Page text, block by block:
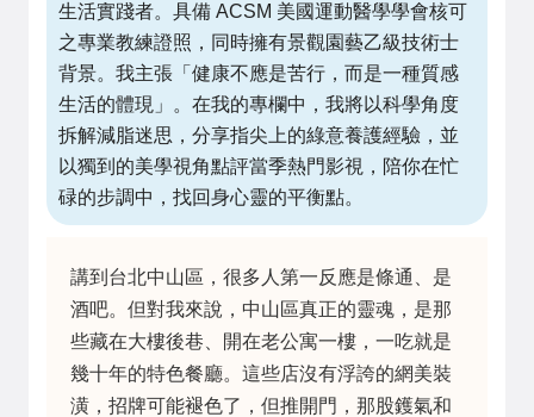
生活實踐者。具備 ACSM 美國運動醫學學會核可
之專業教練證照，同時擁有景觀園藝乙級技術士
背景。我主張「健康不應是苦行，而是一種質感
生活的體現」。在我的專欄中，我將以科學角度
拆解減脂迷思，分享指尖上的綠意養護經驗，並
以獨到的美學視角點評當季熱門影視，陪你在忙
碌的步調中，找回身心靈的平衡點。
講到台北中山區，很多人第一反應是條通、是
酒吧。但對我來說，中山區真正的靈魂，是那
些藏在大樓後巷、開在老公寓一樓，一吃就是
幾十年的特色餐廳。這些店沒有浮誇的網美裝
潢，招牌可能褪色了，但推開門，那股鑊氣和